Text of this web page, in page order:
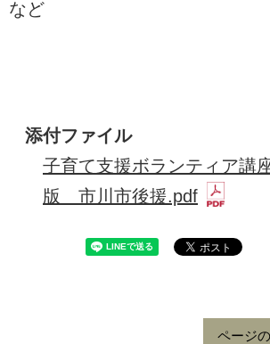
など
添付ファイル
子育て支援ボランティア
版 市川市後援.pdf
ページ